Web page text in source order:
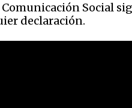
Social
declaración.